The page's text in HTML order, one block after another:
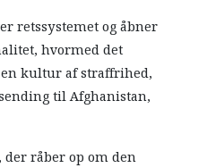
retssystemet og åbner
hvormed det
kultur af straffrihed,
til Afghanistan,
råber op om den